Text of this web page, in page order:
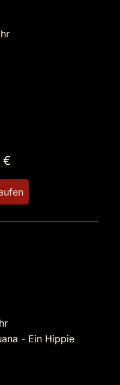
€
- Ein Hippie